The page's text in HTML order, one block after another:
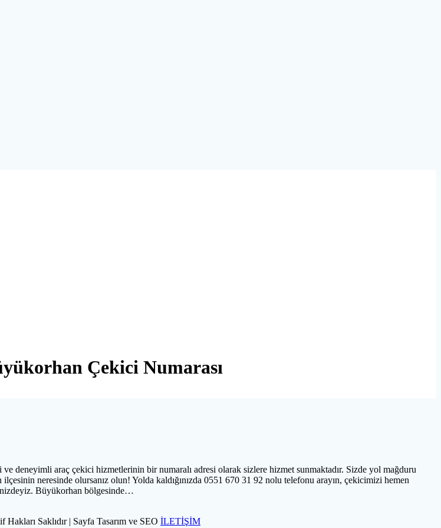
Çekici Numarası
deneyimli araç çekici hizmetlerinin bir numaralı adresi olarak sizlere hizmet sunmaktadır. Sizde yol mağduru
neresinde olursanız olun! Yolda kaldığınızda 0551 670 31 92 nolu telefonu arayın, çekicimizi hemen
Büyükorhan bölgesinde…
Saklıdır | Sayfa Tasarım ve SEO İLETİŞİM